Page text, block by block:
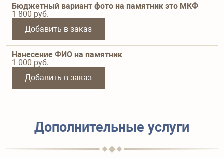
Бюджетный вариант фото на памятник это МКФ
1 800 руб.
Добавить в заказ
Нанесение ФИО на памятник
1 000 руб.
Добавить в заказ
Дополнительные услуги